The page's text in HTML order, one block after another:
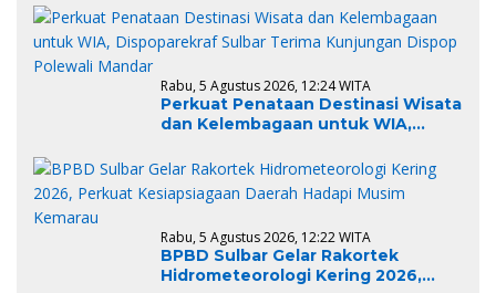
Kunjungan Dispop Polewali Mandar
Rabu, 5 Agustus 2026, 12:24 WITA
Perkuat Penataan Destinasi Wisata
dan Kelembagaan untuk WIA,
Kunjungan Dispop Polewali Mandar
Rabu, 5 Agustus 2026, 12:22 WITA
BPBD Sulbar Gelar Rakortek
Hidrometeorologi Kering 2026,